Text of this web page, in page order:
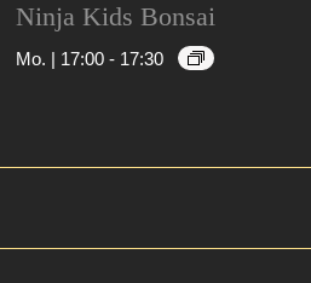
Ninja Kids Bonsai
Mo. | 17:00 - 17:30